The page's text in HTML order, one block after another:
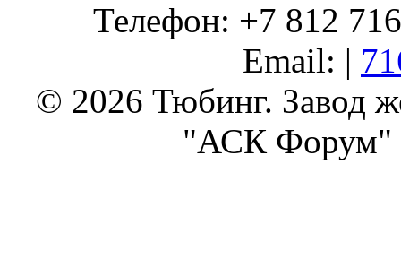
Телефон: +7 812
Email: |
© 2026 Тюбинг. Завод
"АСК Форум"